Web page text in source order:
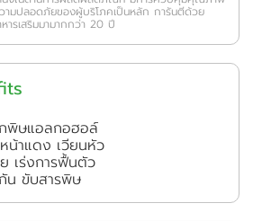
ามปลอดภัยของผู้บริโภคเป็นหลัก การันตีด้วย
ารเสริมมามากกว่า 20 ปี
พิษแอลกอฮอล์
น้าแดง เวียนหัว
เร่งการฟื้นตัว
น ขับสารพิษ